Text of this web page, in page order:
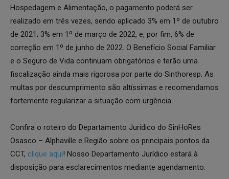
Hospedagem e Alimentação, o pagamento poderá ser
realizado em três vezes, sendo aplicado 3% em 1º de outubro
de 2021; 3% em 1º de março de 2022, e, por fim, 6% de
correção em 1º de junho de 2022. O Benefício Social Familiar
e o Seguro de Vida continuam obrigatórios e terão uma
fiscalização ainda mais rigorosa por parte do Sinthoresp. As
multas por descumprimento são altíssimas e recomendamos
fortemente regularizar a situação com urgência.
Confira o roteiro do Departamento Jurídico do SinHoRes
Osasco – Alphaville e Região sobre os principais pontos da
CCT, clique aqui! Nosso Departamento Jurídico estará à
disposição para esclarecimentos mediante agendamento.